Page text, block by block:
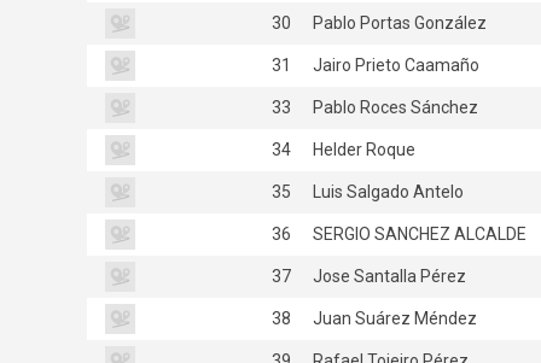
30 Pablo Portas González
31 Jairo Prieto Caamaño
33 Pablo Roces Sánchez
34 Helder Roque
35 Luis Salgado Antelo
36 SERGIO SANCHEZ ALCALDE
37 Jose Santalla Pérez
38 Juan Suárez Méndez